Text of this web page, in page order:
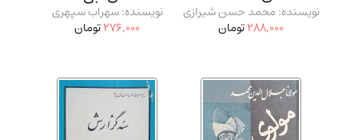
نویسنده: محمد حسن شیرازی
288,000تومان
نویسنده: سهراب سپهری
276,000تومان